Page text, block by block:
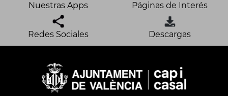
Nuestras Apps Páginas de Interés
Redes Sociales Descargas